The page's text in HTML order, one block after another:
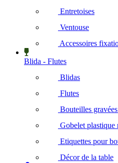
Entretoises
Ventouse
Accessoires
Blida - Flutes
Blidas
Flutes
Bouteilles
Gobelet plastique
Etiquettes pour
Décor de la table